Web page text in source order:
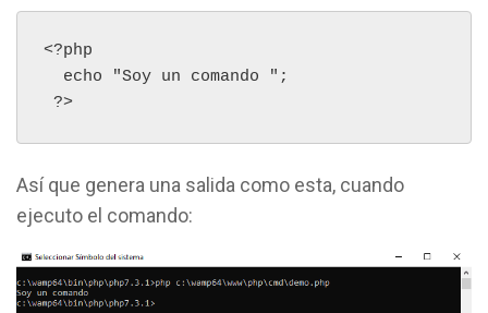
<?php
  echo "Soy un comando ";
?>
Así que genera una salida como esta, cuando
ejecuto el comando: